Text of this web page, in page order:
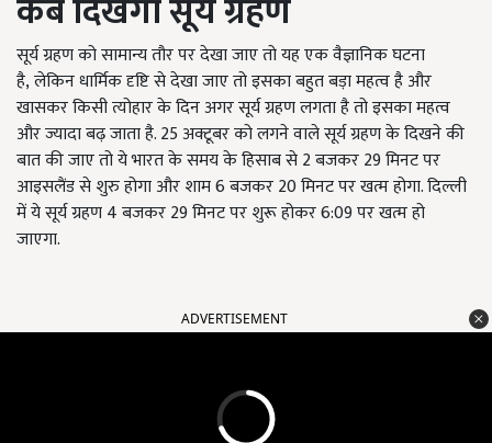
कब दिखेगा सूर्य ग्रहण
सूर्य ग्रहण को सामान्य तौर पर देखा जाए तो यह एक वैज्ञानिक घटना
है,लेकिन धार्मिक दृष्टि से देखा जाए तो इसका बहुत बड़ा महत्व है और
खासकर किसी त्योहार के दिन अगर सूर्य ग्रहण लगता है तो इसका महत्व
और ज्यादाबढ़जाता है. 25 अक्टूबर को लगने वाले सूर्य ग्रहण के दिखने की
बात की जाए तो ये भारत के समय के हिसाब से 2 बजकर 29 मिनट पर
आइसलैंड से शुरु होगा और शाम 6 बजकर 20 मिनट पर खत्म होगा. दिल्ली
में ये सूर्य ग्रहण 4 बजकर 29 मिनट पर शुरू होकर 6:09 पर खत्म हो
जाएगा.
ADVERTISEMENT